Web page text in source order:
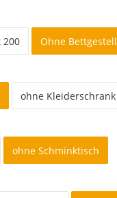
200 Ohne Bettgestell
ohne Kleiderschrank
ohne Schminktisch